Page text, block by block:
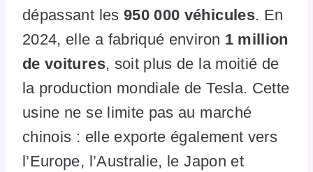
dépassant les 950 000 véhicules. En
2024, elle a fabriqué environ 1 million
de voitures, soit plus de la moitié de
la production mondiale de Tesla. Cette
usine ne se limite pas au marché
chinois : elle exporte également vers
l’Europe, l’Australie, le Japon et